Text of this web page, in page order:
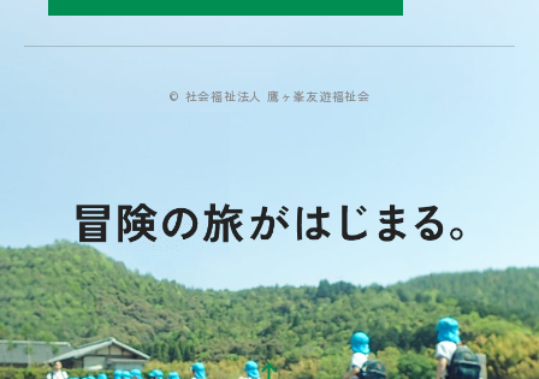
© 社会福祉法人 鷹ヶ峯友遊福祉会